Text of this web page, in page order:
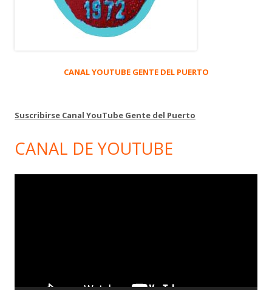
CANAL YOUTUBE GENTE DEL PUERTO
Suscribirse Canal YouTube Gente del Puerto
CANAL DE YOUTUBE